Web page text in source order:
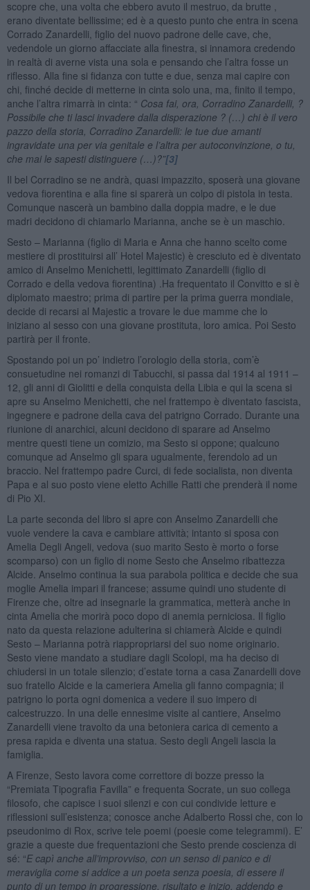
scopre che, una volta che ebbero avuto il mestruo, da brutte ,
erano diventate bellissime; ed è a questo punto che entra in scena
Corrado Zanardelli, figlio del nuovo padrone delle cave, che,
vedendole un giorno affacciate alla finestra, si innamora credendo
in realtà di averne vista una sola e pensando che l’altra fosse un
riflesso. Alla fine si fidanza con tutte e due, senza mai capire con
chi, finché decide di metterne in cinta solo una, ma, finito il tempo,
anche l’altra rimarrà in cinta: “ Cosa fai, ora, Corradino Zanardelli, ?
Possibile che ti lasci invadere dalla disperazione ? (…) chi è il vero
pazzo della storia, Corradino Zanardelli: le tue due amanti
ingravidate una per via genitale e l’altra per autoconvinzione, o tu,
che mai le sapesti distinguere (…)?”[3]
Il bel Corradino se ne andrà, quasi impazzito, sposerà una giovane
vedova fiorentina e alla fine si sparerà un colpo di pistola in testa.
Comunque nascerà un bambino dalla doppia madre, e le due
madri decidono di chiamarlo Marianna, anche se è un maschio.
Sesto – Marianna (figlio di Maria e Anna che hanno scelto come
mestiere di prostituirsi all’ Hotel Majestic) è cresciuto ed è diventato
amico di Anselmo Menichetti, legittimato Zanardelli (figlio di
Corrado e della vedova fiorentina) .Ha frequentato il Convitto e si è
diplomato maestro; prima di partire per la prima guerra mondiale,
decide di recarsi al Majestic a trovare le due mamme che lo
iniziano al sesso con una giovane prostituta, loro amica. Poi Sesto
partirà per il fronte.
Spostando poi un po’ indietro l’orologio della storia, com’è
consuetudine nei romanzi di Tabucchi, si passa dal 1914 al 1911 –
12, gli anni di Giolitti e della conquista della Libia e qui la scena si
apre su Anselmo Menichetti, che nel frattempo è diventato fascista,
ingegnere e padrone della cava del patrigno Corrado. Durante una
riunione di anarchici, alcuni decidono di sparare ad Anselmo
mentre questi tiene un comizio, ma Sesto si oppone; qualcuno
comunque ad Anselmo gli spara ugualmente, ferendolo ad un
braccio. Nel frattempo padre Curci, di fede socialista, non diventa
Papa e al suo posto viene eletto Achille Ratti che prenderà il nome
di Pio XI.
La parte seconda del libro si apre con Anselmo Zanardelli che
vuole vendere la cava e cambiare attività; intanto si sposa con
Amelia Degli Angeli, vedova (suo marito Sesto è morto o forse
scomparso) con un figlio di nome Sesto che Anselmo ribattezza
Alcide. Anselmo continua la sua parabola politica e decide che sua
moglie Amelia impari il francese; assume quindi uno studente di
Firenze che, oltre ad insegnarle la grammatica, metterà anche in
cinta Amelia che morirà poco dopo di anemia perniciosa. Il figlio
nato da questa relazione adulterina si chiamerà Alcide e quindi
Sesto – Marianna potrà riappropriarsi del suo nome originario.
Sesto viene mandato a studiare dagli Scolopi, ma ha deciso di
chiudersi in un totale silenzio; d’estate torna a casa Zanardelli dove
suo fratello Alcide e la cameriera Amelia gli fanno compagnia; il
patrigno lo porta ogni domenica a vedere il suo impero di
calcestruzzo. In una delle ennesime visite al cantiere, Anselmo
Zanardelli viene travolto da una betoniera carica di cemento a
presa rapida e diventa una statua. Sesto degli Angeli lascia la
famiglia.
A Firenze, Sesto lavora come correttore di bozze presso la
“Premiata Tipografia Favilla” e frequenta Socrate, un suo collega
filosofo, che capisce i suoi silenzi e con cui condivide letture e
riflessioni sull’esistenza; conosce anche Adalberto Rossi che, con lo
pseudonimo di Rox, scrive tele poemi (poesie come telegrammi). E’
grazie a queste due frequentazioni che Sesto prende coscienza di
sé: “E capì anche all’improvviso, con un senso di panico e di
meraviglia come si addice a un poeta senza poesia, di essere il
punto di un tempo in progressione, risultato e inizio, addendo e